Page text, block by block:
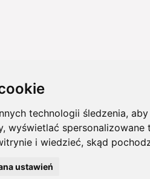
technologii śledzenia,
wyświetlać spersonalizowane
i wiedzieć, skąd
ustawień